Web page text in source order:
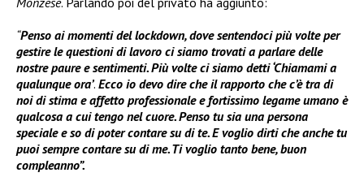
“Penso ai momenti del lockdown, dove sentendoci più volte per
gestire le questioni di lavoro ci siamo trovati a parlare delle
nostre paure e sentimenti. Più volte ci siamo detti ‘Chiamami a
qualunque ora’. Ecco io devo dire che il rapporto che c’è tra di
noi di stima e affetto professionale e fortissimo legame umano è
qualcosa a cui tengo nel cuore. Penso tu sia una persona
speciale e so di poter contare su di te. E voglio dirti che anche tu
puoi sempre contare su di me. Ti voglio tanto bene, buon
compleanno”.